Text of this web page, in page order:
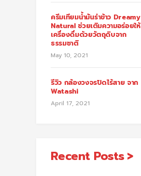
ครีมเทียมน้ำมันรำข้าว Dreamy
Natural ช่วยเติมความอร่อยให้
เครื่องดื่มด้วยวัตถุดิบจาก
ธรรมชาติ
May 10, 2021
รีวิว กล้องวงจรปิดไร้สาย จาก
Watashi
April 17, 2021
Recent Posts